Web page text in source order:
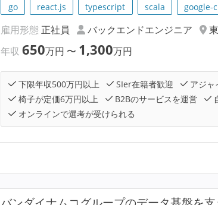
go react.js typescript scala google-
雇用形態 正社員 バックエンドエンジニア
年収650万円 〜 1,300万円
下限年収500万円以上 SIer在籍者歓迎 アジャ
椅子が定価6万円以上
B2Bのサービスを運営
オンラインで選考が受けられる